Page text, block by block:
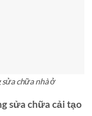
chữa nhà ở
sửa chữa cải tạo